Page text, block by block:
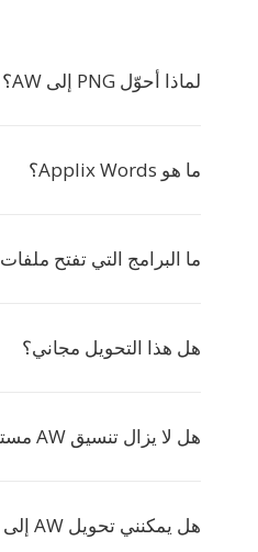
لماذا أحوّل PNG إلى AW؟
ما هو Applix Words؟
ما البرامج التي تفتح ملفات AW؟
هل هذا التحويل مجاني؟
هل لا يزال تنسيق AW مستخدمًا؟
هل يمكنني تحويل AW إلى تنسيقات أخرى؟